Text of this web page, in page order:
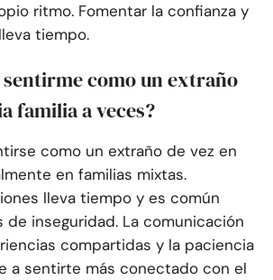
ritmo. Fomentar la confianza y
tiempo.
sentirme como un extraño
familia a veces?
como un extraño de vez en
en familias mixtas.
lleva tiempo y es común
inseguridad. La comunicación
compartidas y la paciencia
a sentirte más conectado con el